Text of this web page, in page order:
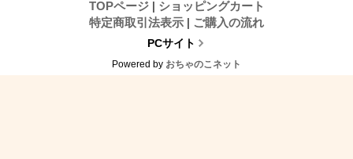
TOPページ | ショッピングカート
特定商取引法表示 | ご購入の流れ
PCサイト
Powered by おちゃのこネット